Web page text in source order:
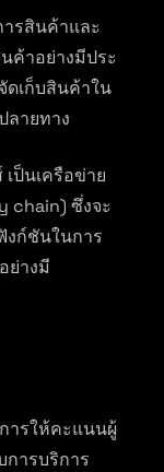
รสินค้าและ
ค้าอย่างมีประ
ดเก็บสินค้าใน
ลายทาง
ป็นเครือข่าย
chain) ซึ่งจะ
งก์ชันในการ
ย่างมี
ารให้คะแนนผู้
การบริการ